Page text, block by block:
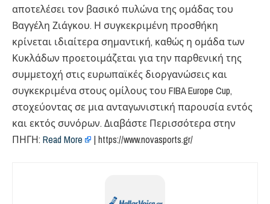
αποτελέσει τον βασικό πυλώνα της ομάδας του
Βαγγέλη Ζιάγκου. Η συγκεκριμένη προσθήκη
κρίνεται ιδιαίτερα σημαντική, καθώς η ομάδα των
Κυκλάδων προετοιμάζεται για την παρθενική της
συμμετοχή στις ευρωπαϊκές διοργανώσεις και
συγκεκριμένα στους ομίλους του FIBA Europe Cup,
στοχεύοντας σε μια ανταγωνιστική παρουσία εντός
και εκτός συνόρων. Διαβάστε Περισσότερα στην
ΠΗΓΗ: Read More | https://www.novasports.gr/